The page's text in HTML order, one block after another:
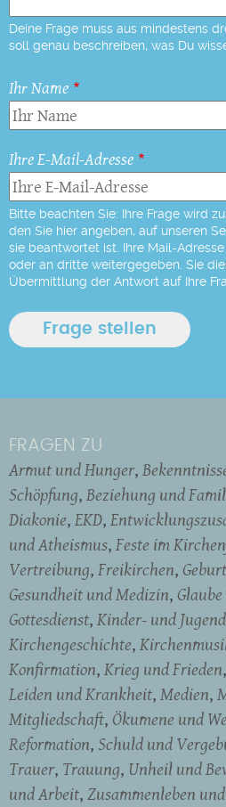
Deine Frage muss aus mindestens
soll genau beschreiben, was Du
Ihr Name
Ihre E-Mail-Adresse
Bitte beachten Sie: Ihre Frage wird
den Sie hier angeben, auf unseren
sie beantwortet ist. Ihre Mail-
oder an dritte weitergegeben. Sie
Übermittlung der Antwort auf Ihre
FRAGEN ZU
Armut und Hunger
Schöpfung Beziehung und
Diakonie EKD
und Atheismus Feste im
Vertreibung Freikirchen Geburt
Gesundheit und Medizin
Gottesdienst Kinder- und
Kirchengeschichte
Konfirmation Krieg und Frieden
Leiden und Krankheit Medien
Mitgliedschaft Ökumene und
Reformation Schuld und
Trauer Trauung Unheil und
und Arbeit Zusammenleben